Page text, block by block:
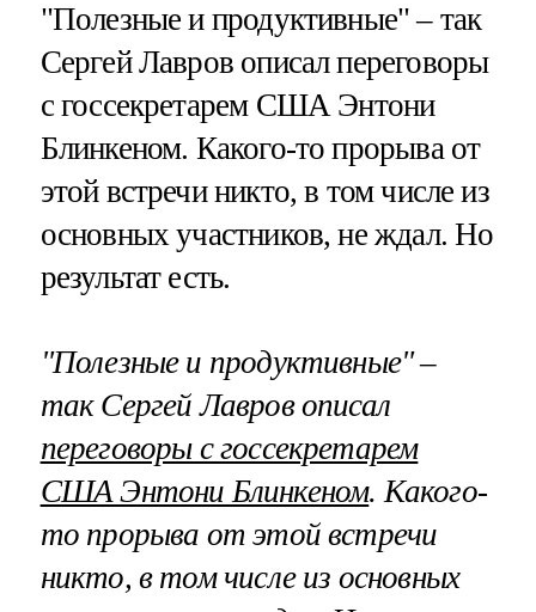
"Полезные и продуктивные" – так
Сергей Лавров описал переговоры
с госсекретарем США Энтони
Блинкеном. Какого-то прорыва от
этой встречи никто, в том числе из
основных участников, не ждал. Но
результат есть.
"Полезные и продуктивные" –
так Сергей Лавров описал
переговоры с госсекретарем
США Энтони Блинкеном. Какого-
то прорыва от этой встречи
никто, в том числе из основных